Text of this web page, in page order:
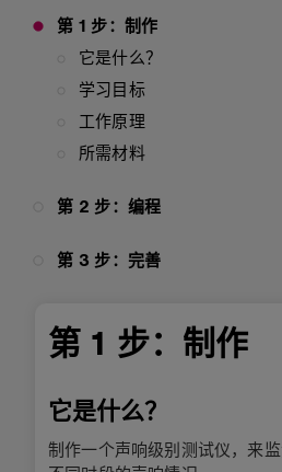
第 1 步：制作
它是什么？
学习目标
工作原理
所需材料
第 2 步：编程
第 3 步：完善
第 1 步：制作
它是什么？
制作一个声响级别测试仪，来